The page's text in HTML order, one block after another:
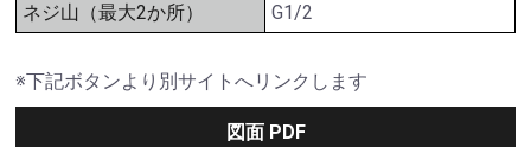
ネジ山（最大2か所） G1/2
※下記ボタンより別サイトへリンクします
図面 PDF